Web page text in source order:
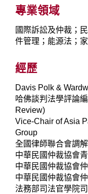
專業領域
國際訴訟及仲裁；
件管理；能源法；
經歷
Davis Polk &
哈佛談判法學評論
Review)
Vice-Chair of Asia
Group
全國律師聯合會調
中華民國仲裁協會
中華民國仲裁協會
中華民國仲裁協會
法務部司法官學院